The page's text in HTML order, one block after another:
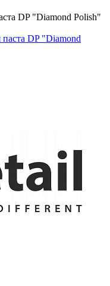
DP "Diamond Polish"